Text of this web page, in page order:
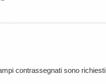
contrassegnati sono richiesti